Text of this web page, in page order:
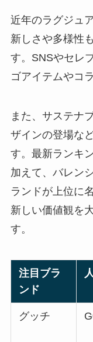
近年のラグジュ
新しさや多様性
す。SNSやセレ
ゴアイテムやコ
また、サステナ
ザインの登場な
す。最新ランキ
加えて、バレン
ランドが上位に
新しい価値観を
す。
注目ブラ
ンド
グッチ